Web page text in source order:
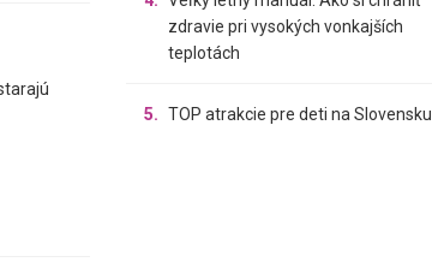
zdravie pri vysokých vonkajších
teplotách
5. TOP atrakcie pre deti na Slovensku